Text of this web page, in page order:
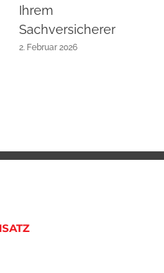
Ihrem
Sachversicherer
2. Februar 2026